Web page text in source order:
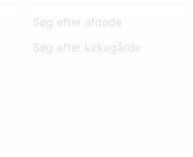
Søg efter afdøde
Søg efter kirkegårde